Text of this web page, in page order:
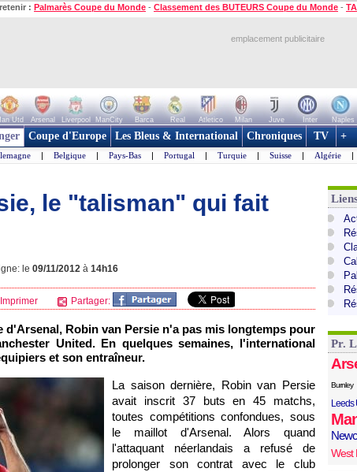
: Palmarès Coupe du Monde - Classement des BUTEURS Coupe du Monde -
emplacement publicitaire
Utd Arsenal Liverpool ManCity Barca Real Atletico Milan Juve Inter Naples
Coupe d'Europe Les Bleus & International Chroniques TV +
| Belgique | Pays-Bas | Portugal | Turquie | Suisse | Algérie |
le "talisman" qui fait
le 09/11/2012 à 14h16
Imprimer Partager:
d'Arsenal, Robin van Persie n'a pas mis longtemps pour
United. En quelques semaines, l'international
et son entraîneur.
La saison dernière, Robin van Persie
avait inscrit 37 buts en 45 matchs,
toutes compétitions confondues, sous
le maillot d'Arsenal. Alors quand
l'attaquant néerlandais a refusé de
prolonger son contrat avec le club
Pr.
Burnley
Leeds
West